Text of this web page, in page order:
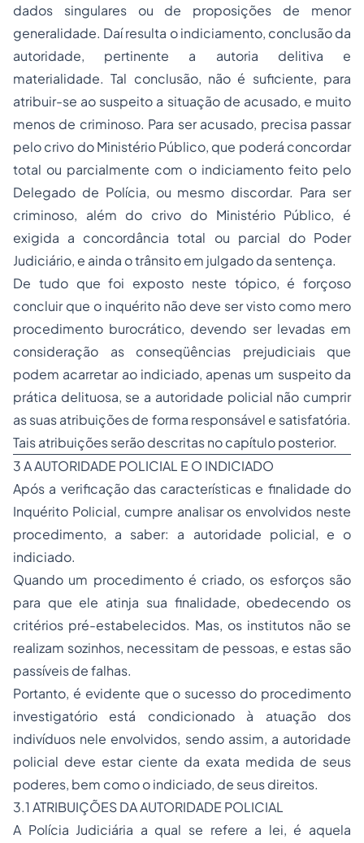
dados singulares ou de proposições de menor
generalidade. Daí resulta o indiciamento, conclusão da
autoridade, pertinente a autoria delitiva e
materialidade. Tal conclusão, não é suficiente, para
atribuir-se ao suspeito a situação de acusado, e muito
menos de criminoso. Para ser acusado, precisa passar
pelo crivo do Ministério Público, que poderá concordar
total ou parcialmente com o indiciamento feito pelo
Delegado de Polícia, ou mesmo discordar. Para ser
criminoso, além do crivo do Ministério Público, é
exigida a concordância total ou parcial do Poder
Judiciário, e ainda o trânsito em julgado da sentença.
De tudo que foi exposto neste tópico, é forçoso
concluir que o inquérito não deve ser visto como mero
procedimento burocrático, devendo ser levadas em
consideração as conseqüências prejudiciais que
podem acarretar ao indiciado, apenas um suspeito da
prática delituosa, se a autoridade policial não cumprir
as suas atribuições de forma responsável e satisfatória.
Tais atribuições serão descritas no capítulo posterior.
3 A AUTORIDADE POLICIAL E O INDICIADO
Após a verificação das características e finalidade do
Inquérito Policial, cumpre analisar os envolvidos neste
procedimento, a saber: a autoridade policial, e o
indiciado.
Quando um procedimento é criado, os esforços são
para que ele atinja sua finalidade, obedecendo os
critérios pré-estabelecidos. Mas, os institutos não se
realizam sozinhos, necessitam de pessoas, e estas são
passíveis de falhas.
Portanto, é evidente que o sucesso do procedimento
investigatório está condicionado à atuação dos
indivíduos nele envolvidos, sendo assim, a autoridade
policial deve estar ciente da exata medida de seus
poderes, bem como o indiciado, de seus direitos.
3.1 ATRIBUIÇÕES DA AUTORIDADE POLICIAL
A Polícia Judiciária a qual se refere a lei, é aquela